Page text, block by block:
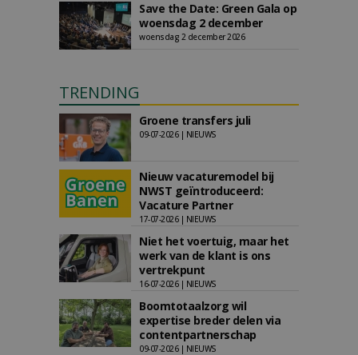
Save the Date: Green Gala op
woensdag 2 december
woensdag 2 december 2026
TRENDING
Groene transfers juli
09-07-2026 | NIEUWS
Nieuw vacaturemodel bij
NWST geïntroduceerd:
Vacature Partner
17-07-2026 | NIEUWS
Niet het voertuig, maar het
werk van de klant is ons
vertrekpunt
16-07-2026 | NIEUWS
Boomtotaalzorg wil
expertise breder delen via
contentpartnerschap
09-07-2026 | NIEUWS